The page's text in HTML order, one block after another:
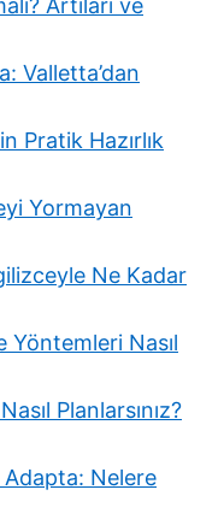
Valletta’dan
Pratik Hazırlık
Yormayan
Ne Kadar
Yöntemleri Nasıl
Planlarsınız?
Adapta: Nelere